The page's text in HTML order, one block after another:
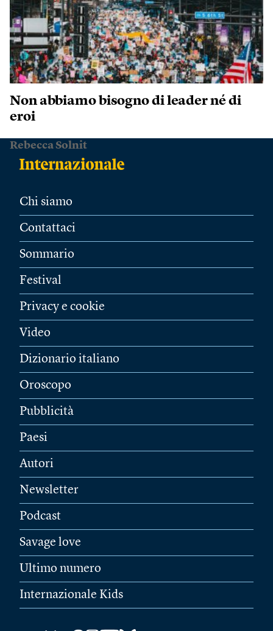
Non abbiamo bisogno di leader né di
eroi
Rebecca Solnit
Chi siamo
Contattaci
Sommario
Festival
Privacy e cookie
Video
Dizionario italiano
Oroscopo
Pubblicità
Paesi
Autori
Newsletter
Podcast
Savage love
Ultimo numero
Internazionale Kids